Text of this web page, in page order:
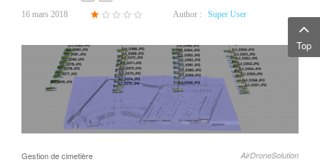
16 mars 2018 Author : Super User
Gestion de cimetière AirDroneSolution
Top